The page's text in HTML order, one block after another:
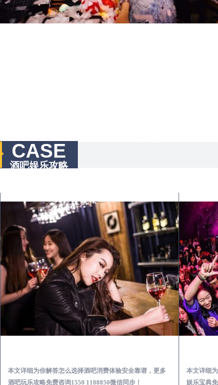
CASE
酒吧娱乐攻略
本文详细为你解答怎么选择酒吧消费体验安全靠谱，更多
酒吧玩乐攻略免费咨询1550 1188850微信同步！
本文详细
娱乐宝典